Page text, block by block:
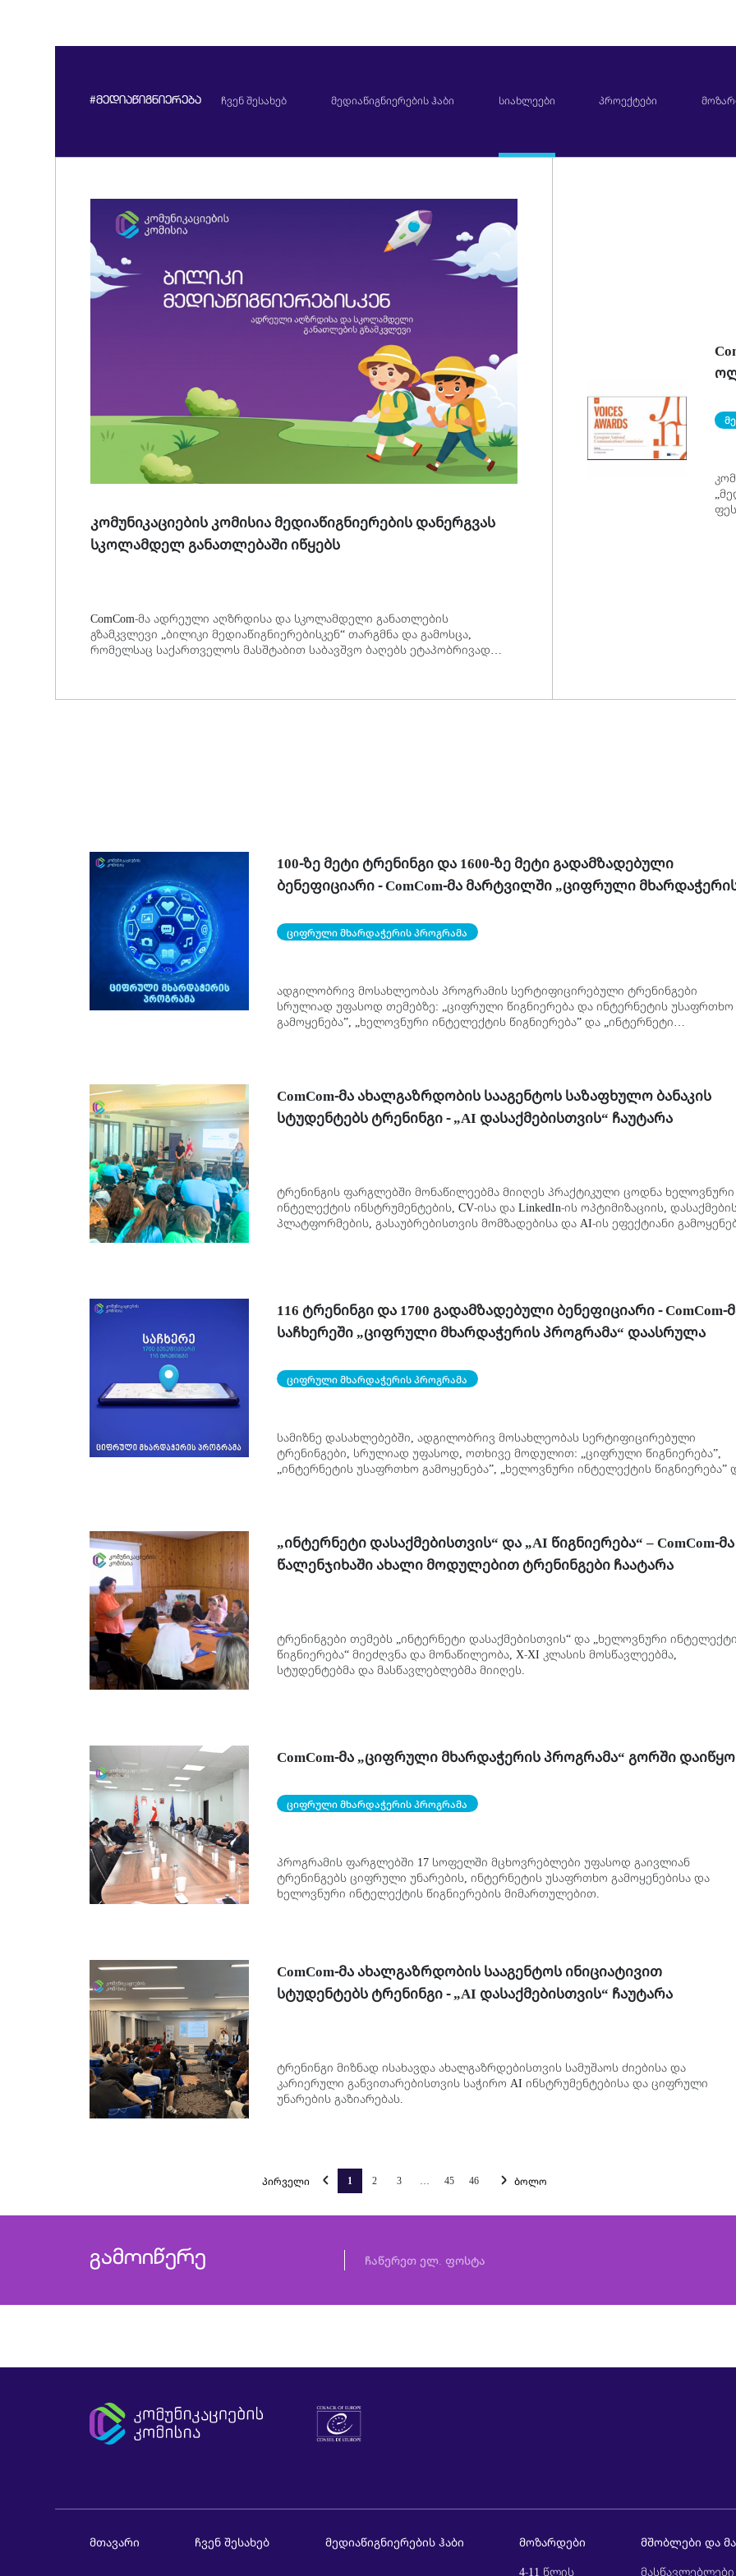
#მედიაწიგნიერება ჩვენ შესახებ მედიაწიგნიერების ჰაბი სიახლეები პროექტები
კომუნიკაციების კომისია მედიაწიგნიერების დანერგვას
სკოლამდელ განათლებაში იწყებს
ComCom-მა ადრეული აღზრდისა და სკოლამდელი განათლების
გზამკვლევი „ბილიკი მედიაწიგნიერებისკენ“ თარგმნა და გამოსცა,
რომელსაც საქართველოს მასშტაბით საბავშვო ბაღებს ეტაპობრივად
100-ზე მეტი ტრენინგი და 1600-ზე მეტი გადამზადებული
ბენეფიციარი - ComCom-მა მარტვილში „ციფრული
ციფრული მხარდაჭერის პროგრამა
ადგილობრივ მოსახლეობას პროგრამის სერტიფიცირებული ტრენინგები
სრულიად უფასოდ თემებზე: „ციფრული წიგნიერება და ინტერნეტის უსაფრთხო
გამოყენება”, „ხელოვნური ინტელექტის წიგნიერება” და „ინტერნეტი
ComCom-მა ახალგაზრდობის სააგენტოს საზაფხულო ბანაკის
სტუდენტებს ტრენინგი - „AI დასაქმებისთვის“ ჩაუტარა
ტრენინგის ფარგლებში მონაწილეებმა მიიღეს პრაქტიკული ცოდნა ხელოვნური
ინტელექტის ინსტრუმენტების, CV-ისა და LinkedIn-ის ოპტიმიზაციის,
პლატფორმების, გასაუბრებისთვის მომზადებისა და AI-ის ეფექტიანი
116 ტრენინგი და 1700 გადამზადებული ბენეფიციარი - ComCom-
საჩხერეში „ციფრული მხარდაჭერის პროგრამა“ დაასრულა
ციფრული მხარდაჭერის პროგრამა
სამიზნე დასახლებებში, ადგილობრივ მოსახლეობას სერტიფიცირებული
ტრენინგები, სრულიად უფასოდ, ოთხივე მოდულით: „ციფრული წიგნიერება”,
„ინტერნეტის უსაფრთხო გამოყენება”, „ხელოვნური ინტელექტის წიგნიერება”
„ინტერნეტი დასაქმებისთვის“ და „AI წიგნიერება“ – ComCom-მა
წალენჯიხაში ახალი მოდულებით ტრენინგები ჩაატარა
ტრენინგები თემებს „ინტერნეტი დასაქმებისთვის“ და „ხელოვნური
წიგნიერება“ მიეძღვნა და მონაწილეობა, X-XI კლასის მოსწავლეებმა,
სტუდენტებმა და მასწავლებლებმა მიიღეს.
ComCom-მა „ციფრული მხარდაჭერის პროგრამა“ გორში დაიწყო
ციფრული მხარდაჭერის პროგრამა
პროგრამის ფარგლებში 17 სოფელში მცხოვრებლები უფასოდ გაივლიან
ტრენინგებს ციფრული უნარების, ინტერნეტის უსაფრთხო გამოყენებისა და
ხელოვნური ინტელექტის წიგნიერების მიმართულებით.
ComCom-მა ახალგაზრდობის სააგენტოს ინიციატივით
სტუდენტებს ტრენინგი - „AI დასაქმებისთვის“ ჩაუტარა
ტრენინგი მიზნად ისახავდა ახალგაზრდებისთვის სამუშაოს ძიებისა და
კარიერული განვითარებისთვის საჭირო AI ინსტრუმენტებისა და ციფრული
უნარების გაზიარებას.
პირველი 1 2 3 … 45 46 ბოლო
გამოიწერე
მთავარი ჩვენ შესახებ მედიაწიგნიერების ჰაბი
მოზარდები
4-11 წლის
მშობლები და
მასწავლებლები